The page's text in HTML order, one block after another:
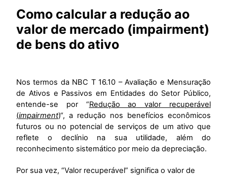
Como calcular a redução ao
valor de mercado (impairment)
de bens do ativo
Nos termos da NBC T 16.10 – Avaliação e Mensuração
de Ativos e Passivos em Entidades do Setor Público,
entende-se por “Redução ao valor recuperável
(impairment)“, a redução nos benefícios econômicos
futuros ou no potencial de serviços de um ativo que
reflete o declínio na sua utilidade, além do
reconhecimento sistemático por meio da depreciação.
Por sua vez, “Valor recuperável” significa o valor de